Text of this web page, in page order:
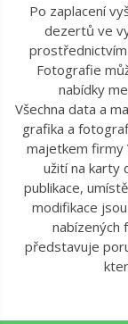
Po zaplacení
dezertů ve
Fotografie
nabídky
Všechna data a
grafika a
majetkem firmy
užití na karty
publikace,
modifikace
nabízených
představuje